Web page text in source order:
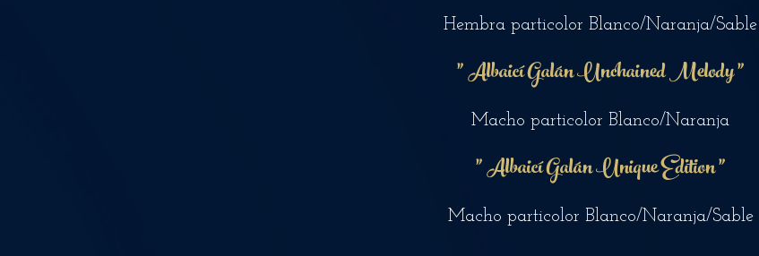
Hembra particolor Blanco/Naranja/Sable
"Albaicí GalánUnchained Melody"
Macho particolor Blanco/Naranja
"Albaicí GalánUnique Edition"
Macho particolor Blanco/Naranja/Sable